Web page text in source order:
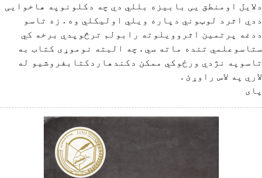
دلایل اومنطق یی بابیزه بللي دي چه دکلونوپه هاخوایی
ددي اثرد لوټوني دپاره ویلي اولیکلي وه . زه تاسو
ددغه پرتمین اثروویلوته رابولم ترڅوپدي برخه کي
ستاسوعلمي تنده ماته سي . چه البته نوموړی کتاب به
تاسوپه نژدي ورځوکي ممکن دکندهاردکتابفروشیو له
لاري په لاس راوړئ .
پای